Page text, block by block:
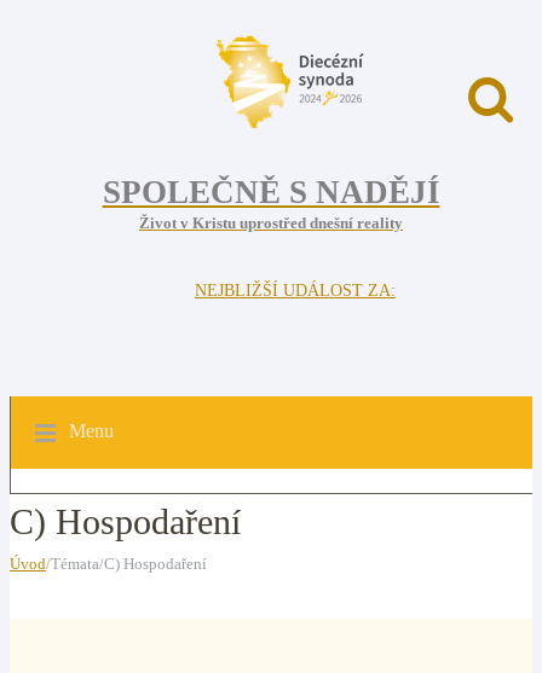
SPOLEČNĚ S NADĚJÍ
Život v Kristu uprostřed dnešní reality
NEJBLIŽŠÍ UDÁLOST ZA:
Menu
C) Hospodaření
Úvod/Témata/C) Hospodaření